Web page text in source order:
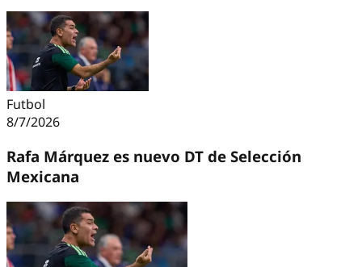
Futbol
8/7/2026
Rafa Márquez es nuevo DT de Selección
Mexicana